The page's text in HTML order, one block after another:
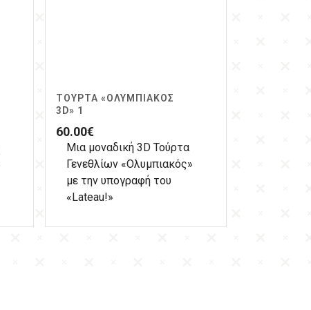
ΤΟΎΡΤΑ «ΟΛΥΜΠΙΑΚΌΣ
3D» 1
60.00€
Μια μοναδική 3D Τούρτα
Γενεθλίων «Ολυμπιακός»
με την υπογραφή του
«Lateau!»